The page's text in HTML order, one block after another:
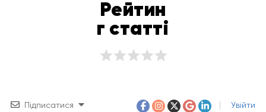
Рейтин
г статті
Підписатися Увійти